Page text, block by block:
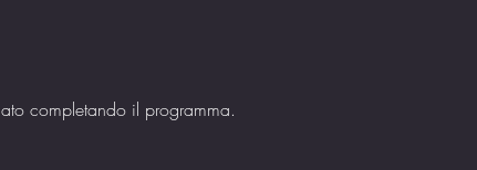
completando il programma.